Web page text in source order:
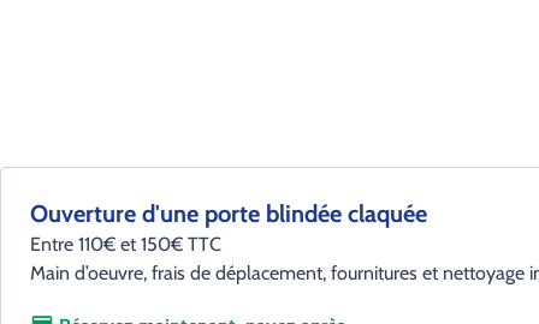
Ouverture d'une porte blindée claquée
Entre 110€ et 150€ TTC
Main d’oeuvre, frais de déplacement, fournitures et nettoyage